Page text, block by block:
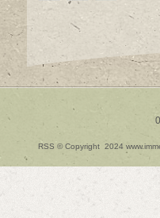
RSS © Copyright 2024